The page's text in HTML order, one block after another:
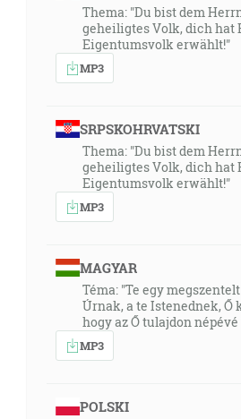
Thema: "Du bist dem
geheiligtes Volk, dich hat
Eigentumsvolk erwählt!"
MP3
SRPSKOHRVATSKI
Thema: "Du bist dem
geheiligtes Volk, dich hat
Eigentumsvolk erwählt!"
MP3
MAGYAR
Téma: "Te egy
Úrnak, a te Istenednek, Ő
hogy az Ő tulajdon
MP3
POLSKI